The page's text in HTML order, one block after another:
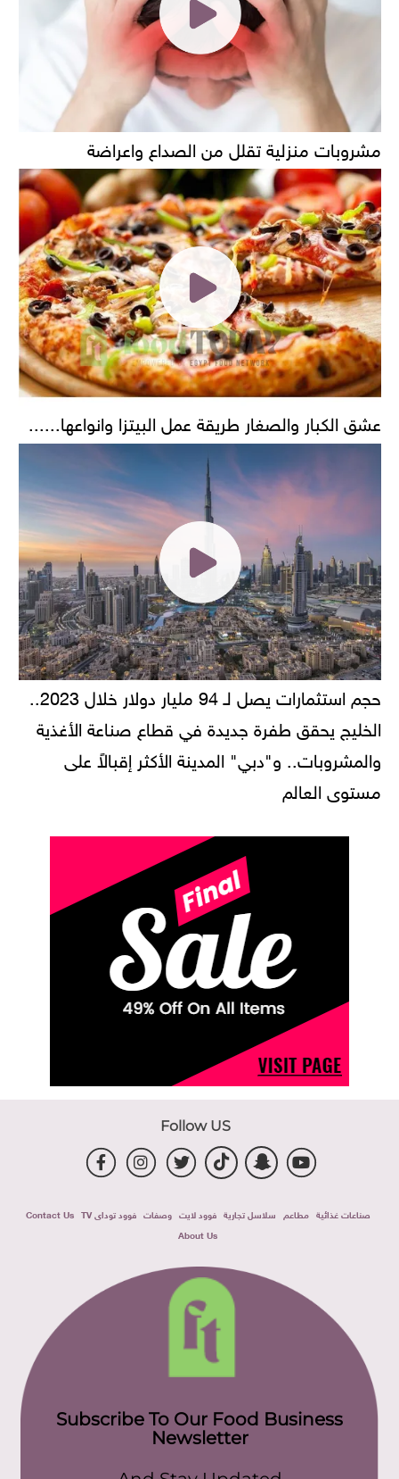
مشروبات منزلية تقلل من الصداع واعراضة
عشق الكبار والصغار طريقة عمل البيتزا وانواعها......
حجم استثمارات يصل لـ 94 مليار دولار خلال 2023..
الخليج يحقق طفرة جديدة في قطاع صناعة الأغذية
والمشروبات.. و"دبي" المدينة الأكثر إقبالاً على
مستوى العالم
Follow US
صناعات غذائية مطاعم سلاسل تجارية فوود لايت وصفات فوود توداى TV
Contact Us
About Us
Subscribe To Our Food Business
Newsletter